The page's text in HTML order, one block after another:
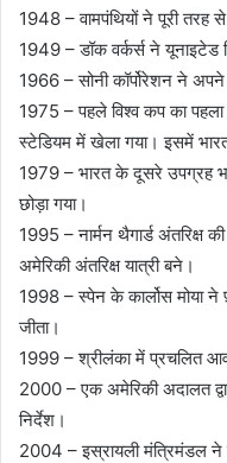
1948 – वामपंथियों ने पूरी तरह
1949 – डॉक वर्कर्स ने
1966 – सोनी कॉर्पोरेशन ने अपने
1975 – पहले विश्व कप का
स्टेडियम में खेला गया। इसमें
1979 – भारत के दूसरे उपग्रह
छोड़ा गया।
1995 – नार्मन थैगार्ड अंतरिक्ष
अमेरिकी अंतरिक्ष यात्री बने।
1998 – स्पेन के कार्लोस मोया ने
जीता।
1999 – श्रीलंका में प्रचलित
2000 – एक अमेरिकी अदालत
निर्देश।
2004 – इस्रायली मंत्रिमंडल ने